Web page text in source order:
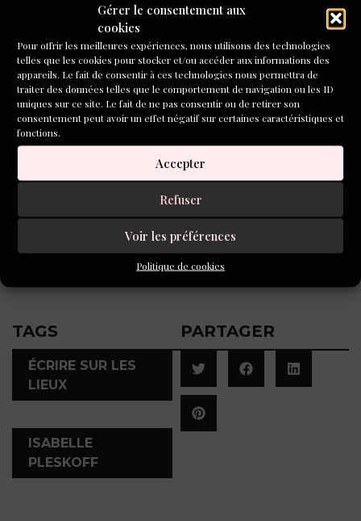
Gérer le consentement aux
cookies
Pour offrir les meilleures expériences, nous utilisons des technologies
telles que les cookies pour stocker et/ou accéder aux informations des
appareils. Le fait de consentir à ces technologies nous permettra de
traiter des données telles que le comportement de navigation ou les ID
uniques sur ce site. Le fait de ne pas consentir ou de retirer son
consentement peut avoir un effet négatif sur certaines caractéristiques et
fonctions.
Accepter
Refuser
Voir les préférences
Politique de cookies
En savoir plus sur ce stage du1er au 5 avril 2024
Isabelle Pleskoffa longtemps travaillé
au Musée d’art et d’histoire du
Judaïsme, à la médiathèque dont elle
était responsable, animant des entretiens
publics, des ateliers d’écriture et des
visites guidées dans l’exposition
Aujourd’hui, elle vit à Barcelone, où, à côté des ateliers
d’écriture, elle donne des conférences sur des écrivains
français et écrit des biographies.
TAGS
ÉCRIRE SUR LES
LIEUX
ISABELLE
PLESKOFF
PARTAGER